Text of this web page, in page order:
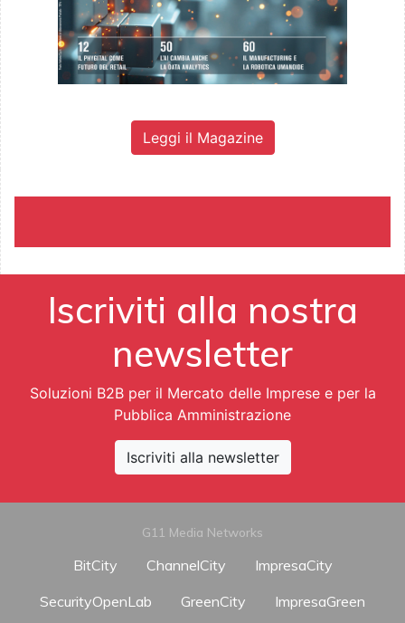
Leggi il Magazine
Iscriviti alla nostra
newsletter
Soluzioni B2B per il Mercato delle Imprese e per la
Pubblica Amministrazione
Iscriviti alla newsletter
G11 Media Networks
BitCity ChannelCity
ImpresaCity
SecurityOpenLab
GreenCity
ImpresaGreen